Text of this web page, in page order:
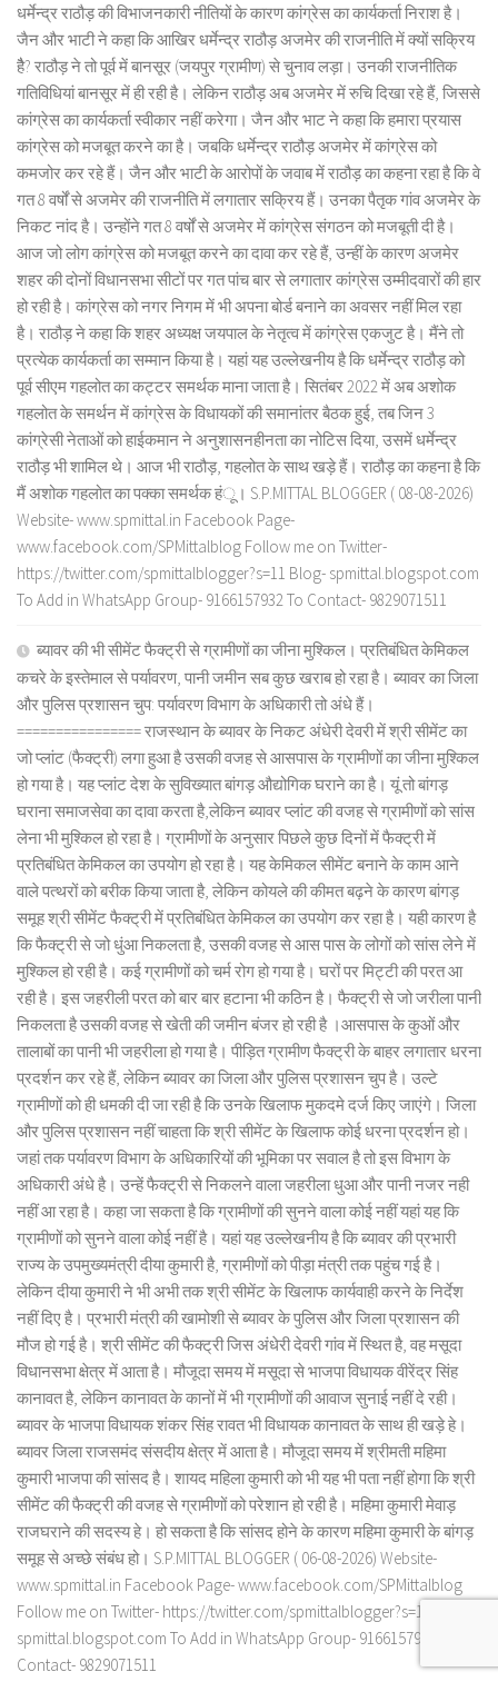
धर्मेन्द्र राठौड़ की विभाजनकारी नीतियों के कारण कांग्रेस का कार्यकर्ता निराश है।
जैन और भाटी ने कहा कि आखिर धर्मेन्द्र राठौड़ अजमेर की राजनीति में क्यों सक्रिय
हैै? राठौड़ ने तो पूर्व में बानसूर (जयपुर ग्रामीण) से चुनाव लड़ा। उनकी राजनीतिक
गतिविधियां बानसूर में ही रही है। लेकिन राठौड़ अब अजमेर में रुचि दिखा रहे हैं, जिससे
कांग्रेस का कार्यकर्ता स्वीकार नहीं करेगा। जैन और भाट ने कहा कि हमारा प्रयास
कांग्रेस को मजबूत करने का है। जबकि धर्मेन्द्र राठौड़ अजमेर में कांग्रेस को
कमजोर कर रहे हैं। जैन और भाटी के आरोपों के जवाब में राठौड़ का कहना रहा है कि वे
गत 8 वर्षों से अजमेर की राजनीति में लगातार सक्रिय हैं। उनका पैतृक गांव अजमेर के
निकट नांद है। उन्होंने गत 8 वर्षों से अजमेर में कांग्रेस संगठन को मजबूती दी है।
आज जो लोग कांग्रेस को मजबूत करने का दावा कर रहे हैं, उन्हीं के कारण अजमेर
शहर की दोनों विधानसभा सीटों पर गत पांच बार से लगातार कांग्रेस उम्मीदवारों की हार
हो रही है। कांग्रेस को नगर निगम में भी अपना बोर्ड बनाने का अवसर नहीं मिल रहा
है। राठौड़ ने कहा कि शहर अध्यक्ष जयपाल के नेतृत्व में कांग्रेस एकजुट है। मैंने तो
प्रत्येक कार्यकर्ता का सम्मान किया है। यहां यह उल्लेखनीय है कि धर्मेन्द्र राठौड़ को
पूर्व सीएम गहलोत का कट्टर समर्थक माना जाता है। सितंबर 2022 में अब अशोक
गहलोत के समर्थन में कांग्रेस के विधायकों की समानांतर बैठक हुई, तब जिन 3
कांग्रेसी नेताओं को हाईकमान ने अनुशासनहीनता का नोटिस दिया, उसमें धर्मेन्द्र
राठौड़ भी शामिल थे। आज भी राठौड़, गहलोत के साथ खड़े हैं। राठौड़ का कहना है कि
मैं अशोक गहलोत का पक्का समर्थक हंू। S.P.MITTAL BLOGGER ( 08-08-2026)
Website- www.spmittal.in Facebook Page-
www.facebook.com/SPMittalblog Follow me on Twitter-
https://twitter.com/spmittalblogger?s=11 Blog- spmittal.blogspot.com
To Add in WhatsApp Group- 9166157932 To Contact- 9829071511
ब्यावर की भी सीमेंट फैक्ट्री से ग्रामीणों का जीना मुश्किल। प्रतिबंधित केमिकल
कचरे के इस्तेमाल से पर्यावरण, पानी जमीन सब कुछ खराब हो रहा है। ब्यावर का जिला
और पुलिस प्रशासन चुप: पर्यावरण विभाग के अधिकारी तो अंधे हैं।
================ राजस्थान के ब्यावर के निकट अंधेरी देवरी में श्री सीमेंट का
जो प्लांट (फैक्ट्री) लगा हुआ है उसकी वजह से आसपास के ग्रामीणों का जीना मुश्किल
हो गया है। यह प्लांट देश के सुविख्यात बांगड़ औद्योगिक घराने का है। यूं तो बांगड़
घराना समाजसेवा का दावा करता है,लेकिन ब्यावर प्लांट की वजह से ग्रामीणों को सांस
लेना भी मुश्किल हो रहा है। ग्रामीणों के अनुसार पिछले कुछ दिनों में फैक्ट्री में
प्रतिबंधित केमिकल का उपयोग हो रहा है। यह केमिकल सीमेंट बनाने के काम आने
वाले पत्थरों को बरीक किया जाता है, लेकिन कोयले की कीमत बढ़ने के कारण बांगड़
समूह श्री सीमेंट फैक्ट्री में प्रतिबंधित केमिकल का उपयोग कर रहा है। यही कारण है
कि फैक्ट्री से जो धुंआ निकलता है, उसकी वजह से आस पास के लोगों को सांस लेने में
मुश्किल हो रही है। कई ग्रामीणों को चर्म रोग हो गया है। घरों पर मिट्टी की परत आ
रही है। इस जहरीली परत को बार बार हटाना भी कठिन है। फैक्ट्री से जो जरीला पानी
निकलता है उसकी वजह से खेती की जमीन बंजर हो रही है ।आसपास के कुओं और
तालाबों का पानी भी जहरीला हो गया है। पीड़ित ग्रामीण फैक्ट्री के बाहर लगातार धरना
प्रदर्शन कर रहे हैं, लेकिन ब्यावर का जिला और पुलिस प्रशासन चुप है। उल्टे
ग्रामीणों को ही धमकी दी जा रही है कि उनके खिलाफ मुकदमे दर्ज किए जाएंगे। जिला
और पुलिस प्रशासन नहीं चाहता कि श्री सीमेंट के खिलाफ कोई धरना प्रदर्शन हो।
जहां तक पर्यावरण विभाग के अधिकारियों की भूमिका पर सवाल है तो इस विभाग के
अधिकारी अंधे है। उन्हें फैक्ट्री से निकलने वाला जहरीला धुआ और पानी नजर नही
नहीं आ रहा है। कहा जा सकता है कि ग्रामीणों की सुनने वाला कोई नहीं यहां यह कि
ग्रामीणों को सुनने वाला कोई नहीं है। यहां यह उल्लेखनीय है कि ब्यावर की प्रभारी
राज्य के उपमुख्यमंत्री दीया कुमारी है, ग्रामीणों को पीड़ा मंत्री तक पहुंच गई है।
लेकिन दीया कुमारी ने भी अभी तक श्री सीमेंट के खिलाफ कार्यवाही करने के निर्देश
नहीं दिए है। प्रभारी मंत्री की खामोशी से ब्यावर के पुलिस और जिला प्रशासन की
मौज हो गई है। श्री सीमेंट की फैक्ट्री जिस अंधेरी देवरी गांव में स्थित है, वह मसूदा
विधानसभा क्षेत्र में आता है। मौजूदा समय में मसूदा से भाजपा विधायक वीरेंद्र सिंह
कानावत है, लेकिन कानावत के कानों में भी ग्रामीणों की आवाज सुनाई नहीं दे रही।
ब्यावर के भाजपा विधायक शंकर सिंह रावत भी विधायक कानावत के साथ ही खड़े हे।
ब्यावर जिला राजसमंद संसदीय क्षेत्र में आता है। मौजूदा समय में श्रीमती महिमा
कुमारी भाजपा की सांसद है। शायद महिला कुमारी को भी यह भी पता नहीं होगा कि श्री
सीमेंट की फैक्ट्री की वजह से ग्रामीणों को परेशान हो रही है। महिमा कुमारी मेवाड़
राजघराने की सदस्य हे। हो सकता है कि सांसद होने के कारण महिमा कुमारी के बांगड़
समूह से अच्छे संबंध हो। S.P.MITTAL BLOGGER ( 06-08-2026) Website-
www.spmittal.in Facebook Page- www.facebook.com/SPMittalblog
Follow me on Twitter- https://twitter.com/spmittalblogger?s=11 Blog-
spmittal.blogspot.com To Add in WhatsApp Group- 9166157932 To
Contact- 9829071511